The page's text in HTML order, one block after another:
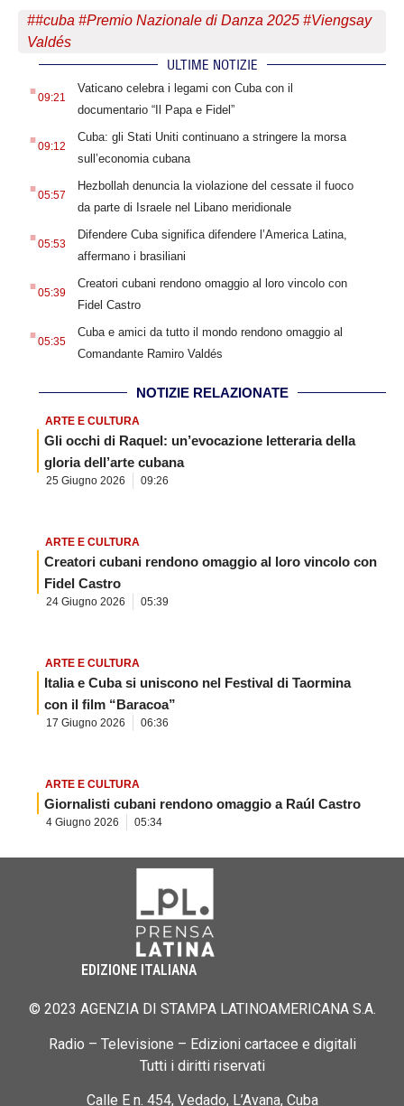
##cuba #Premio Nazionale di Danza 2025 #Viengsay
Valdés
ULTIME NOTIZIE
.09:21
Vaticano celebra i legami con Cuba con il
documentario “Il Papa e Fidel”
.09:12
Cuba: gli Stati Uniti continuano a stringere la morsa
sull’economia cubana
.05:57
Hezbollah denuncia la violazione del cessate il fuoco
da parte di Israele nel Libano meridionale
.05:53
Difendere Cuba significa difendere l’America Latina,
affermano i brasiliani
.05:39
Creatori cubani rendono omaggio al loro vincolo con
Fidel Castro
.05:35
Cuba e amici da tutto il mondo rendono omaggio al
Comandante Ramiro Valdés
NOTIZIE RELAZIONATE
ARTE E CULTURA
Gli occhi di Raquel: un’evocazione letteraria della
gloria dell’arte cubana
25 Giugno 2026 09:26
ARTE E CULTURA
Creatori cubani rendono omaggio al loro vincolo con
Fidel Castro
24 Giugno 2026 05:39
ARTE E CULTURA
Italia e Cuba si uniscono nel Festival di Taormina
con il film “Baracoa”
17 Giugno 2026 06:36
ARTE E CULTURA
Giornalisti cubani rendono omaggio a Raúl Castro
4 Giugno 2026 05:34
EDIZIONE ITALIANA
© 2023 AGENZIA DI STAMPA LATINOAMERICANA S.A.
Radio – Televisione – Edizioni cartacee e digitali
Tutti i diritti riservati
Calle E n. 454, Vedado, L’Avana, Cuba